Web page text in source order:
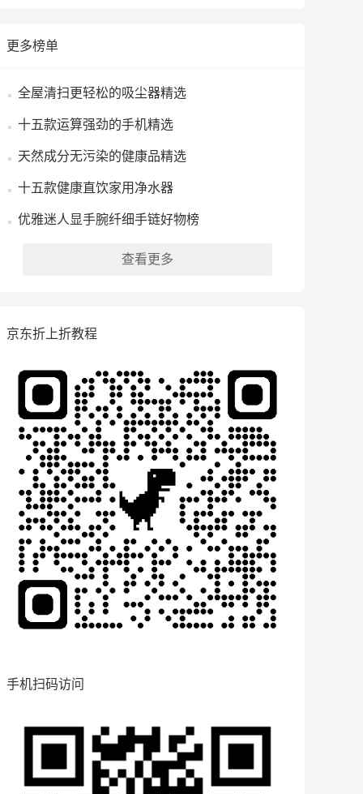
更多榜单
全屋清扫更轻松的吸尘器精选
十五款运算强劲的手机精选
天然成分无污染的健康品精选
十五款健康直饮家用净水器
优雅迷人显手腕纤细手链好物榜
查看更多
京东折上折教程
手机扫码访问